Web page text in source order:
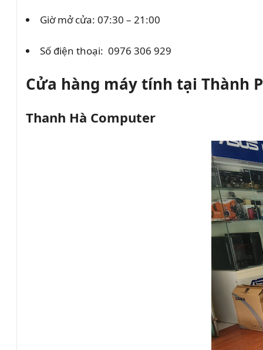
Giờ mở cửa: 07:30 – 21:00
Số điện thoại: 0976 306 929
Cửa hàng máy tính tại Thành
Thanh Hà Computer